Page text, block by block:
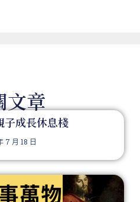
文章
子成長休息棧
7 月 18 日